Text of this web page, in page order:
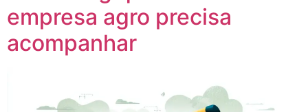
empresa agro precisa
acompanhar